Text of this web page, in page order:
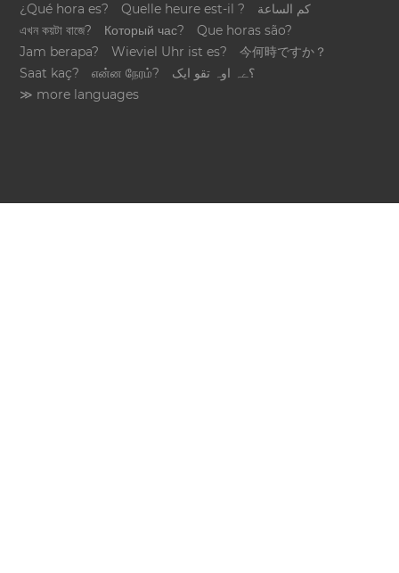
¿Qué hora es?
Quelle heure est-il ?
كم الساعة
এখন কয়টা বাজে?
Который час?
Que horas são?
Jam berapa?
Wieviel Uhr ist es?
今何時ですか？
Saat kaç?
என்ன நேரம்?
؟ےہ اوہ تقو ایک
≫ more languages